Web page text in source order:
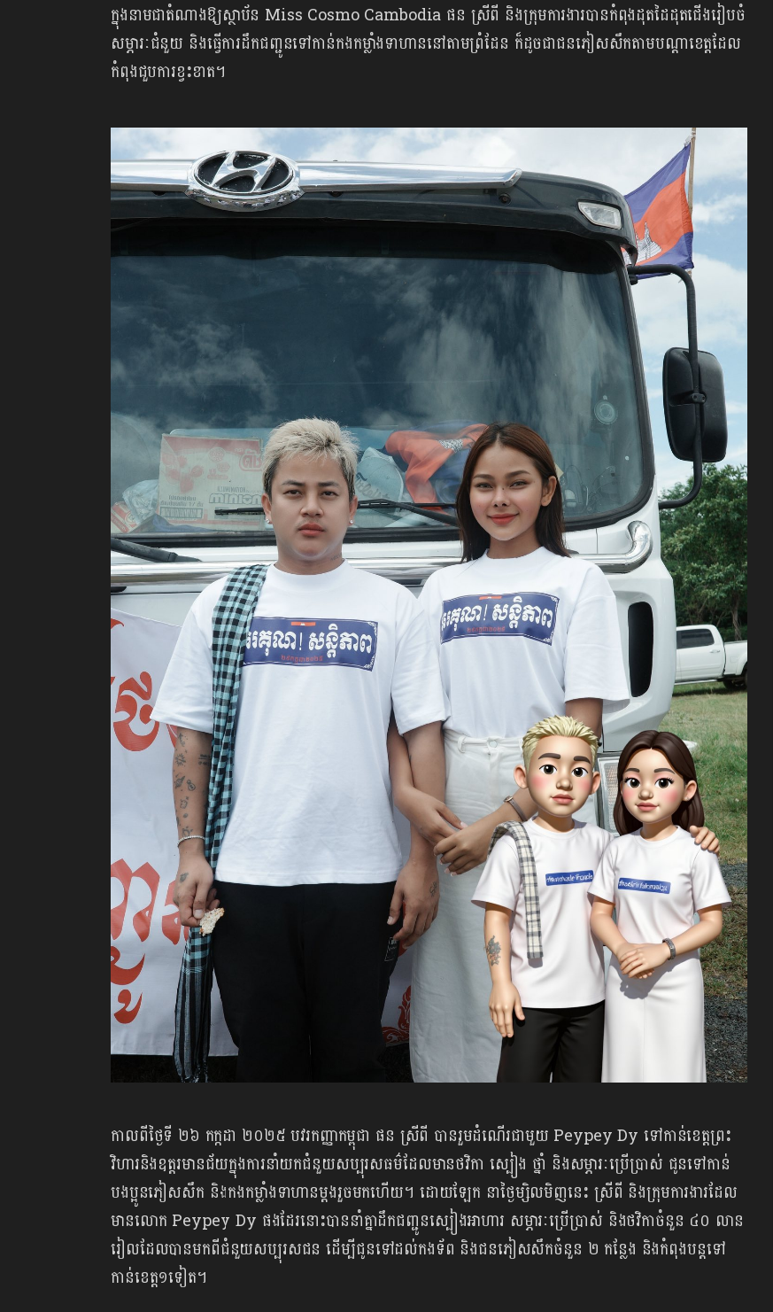
ក្នុង​នាម​ជា​តំណាង​ឱ្យ​ស្ថាប័ន Miss Cosmo Cambodia ផន ស្រី​ពី និង​ក្រុមការងារ​បាន​កំពុង​ដុត​ដៃ​ដុត​ជើង​រៀប​ចំ​
សម្ភារៈ​ជំនួយ ​និង​ធ្វើ​ការ​ដឹកជញ្ជូន​ទៅ​កាន់​​កង​កម្លាំង​ទាហាននៅតាម​ព្រំដែន ក៏​ដូច​ជា​ជន​ភៀស​សឹក​តាម​បណ្ដា​ខេត្ត​ដែល​
កំពុង​ជួប​ការ​ខ្វះ​ខាត។
កាល​ពី​ថ្ងៃ​ទី ២៦ កក្កដា ២០២៥ បវរកញ្ញា​កម្ពុជា ផន ស្រីពី បាន​រួម​ដំណើរ​ជាមួយ Peypey Dy ទៅ​កាន់​ខេត្ត​ព្រះ​
វិហារ​និង​ឧត្តរមានជ័យ​ក្នុង​ការ​នាំ​យក​ជំនួយ​សប្បុរសធម៌​ដែល​មាន​ថវិកា ស្បៀង ថ្នាំ និង​សម្ភារៈ​ប្រើ​ប្រាស់ ជូន​ទៅ​កាន់​
បង​ប្អូន​ភៀស​សឹក ​និង​កង​កម្លាំង​ទាហាន​ម្ដង​រួច​មក​ហើយ។ ដោយ​ឡែក នា​ថ្ងៃ​ម្សិល​មិញ​នេះ ស្រី​ពី និង​ក្រុម​ការងារ​ដែល​
មាន​លោក Peypey Dy ផង​ដែរ​នោះ​បាន​នាំ​គ្នា​ដឹក​ជញ្ជូន​ស្បៀង​អាហារ សម្ភារៈ​ប្រើប្រាស់ និង​ថវិកា​ចំនួន ៤០ លាន​
រៀល​ដែល​បាន​មក​ពី​ជំនួយ​សប្បុរសជន ​ដើម្បី​ជូន​ទៅ​ដល់​​​កង​ទ័ព​ និង​ជន​ភៀស​សឹក​ចំនួន ២ កន្លែង និង​កំពុង​បន្ត​ទៅ​
កាន់​ខេត្ត​១​ទៀត។